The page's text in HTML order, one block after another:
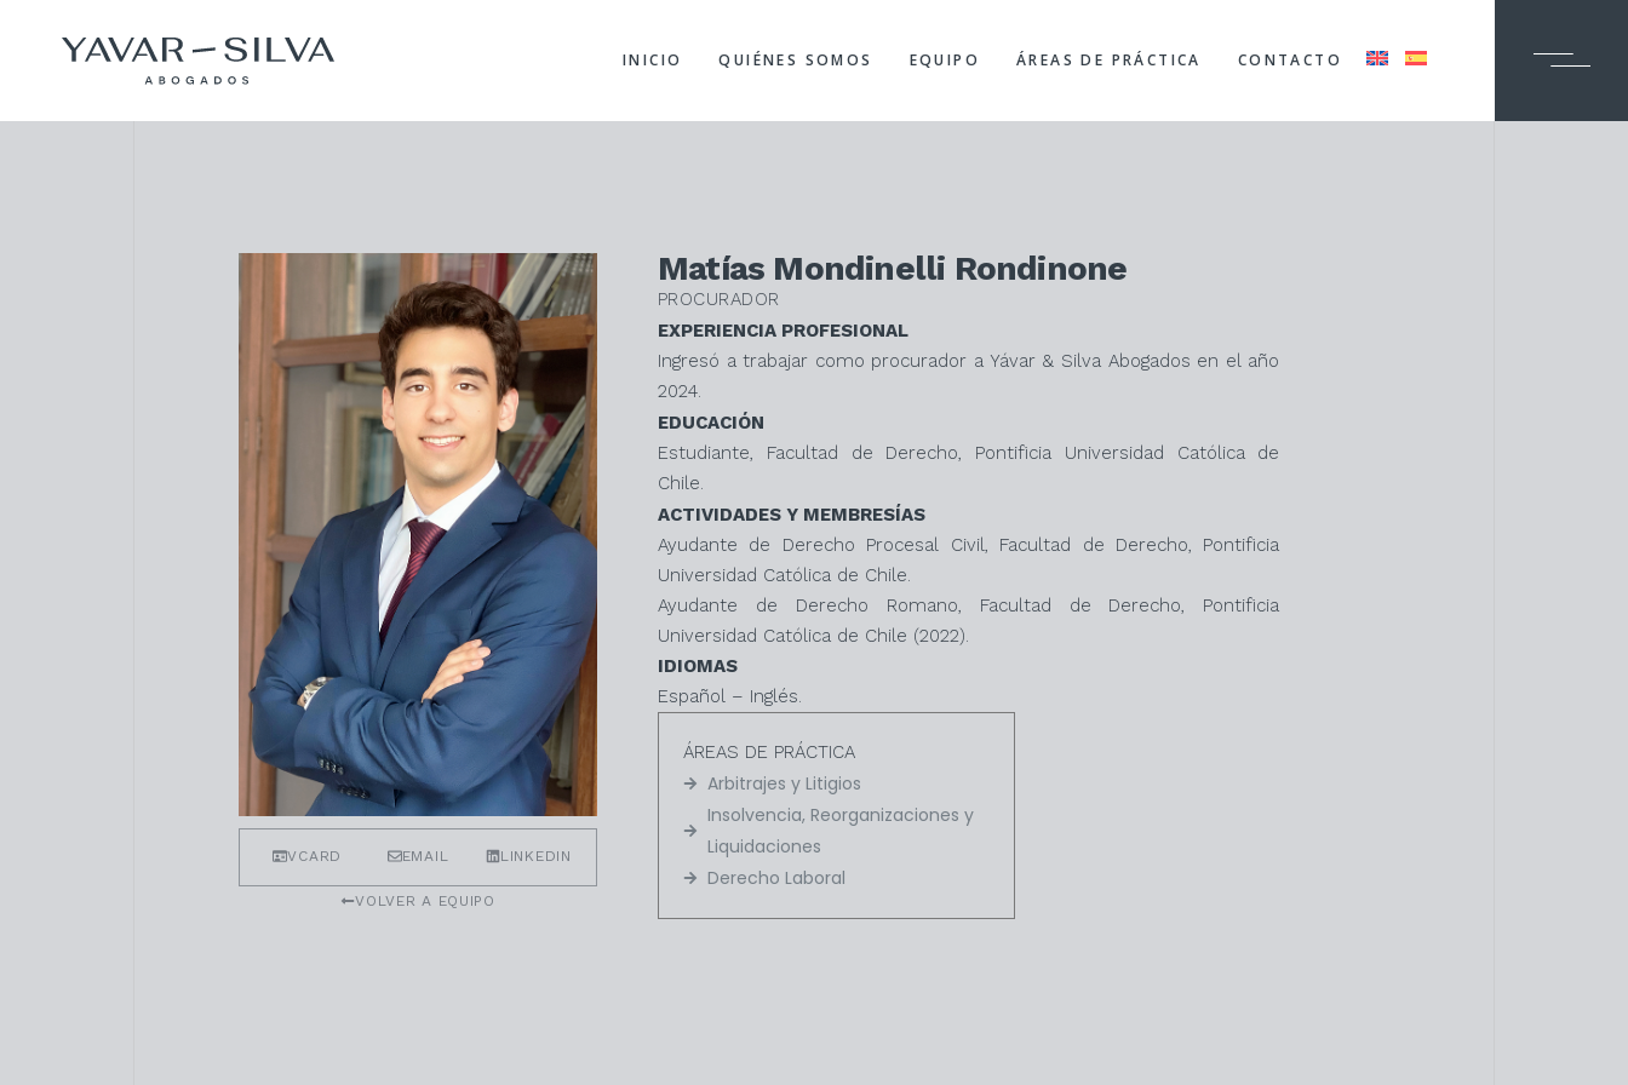
INICIO QUIÉNES SOMOS EQUIPO ÁREAS DE PRÁCTICA CONTACTO
VCARD EMAIL LINKEDIN
VOLVER A EQUIPO
Matías Mondinelli Rondinone
PROCURADOR
EXPERIENCIA PROFESIONAL
Ingresó a trabajar como procurador a Yávar & Silva Abogados en el año
2024.
EDUCACIÓN
Estudiante, Facultad de Derecho, Pontificia Universidad Católica de
Chile.
ACTIVIDADES Y MEMBRESÍAS
Ayudante de Derecho Procesal Civil, Facultad de Derecho, Pontificia
Universidad Católica de Chile.
Ayudante de Derecho Romano, Facultad de Derecho, Pontificia
Universidad Católica de Chile (2022).
IDIOMAS
Español – Inglés.
ÁREAS DE PRÁCTICA
Arbitrajes y Litigios
Insolvencia, Reorganizaciones y
Liquidaciones
Derecho Laboral